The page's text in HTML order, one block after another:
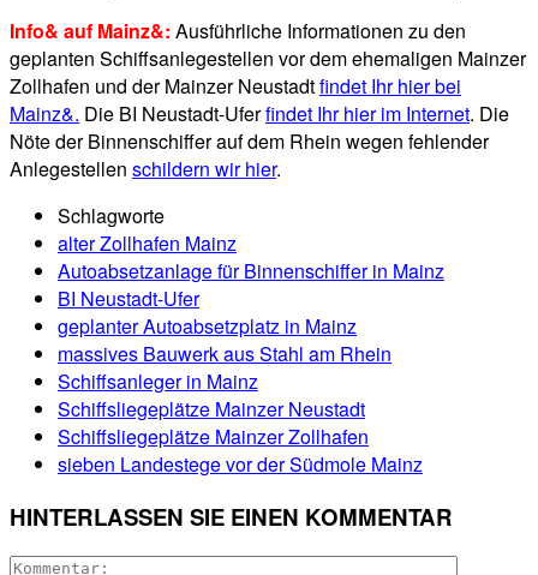
Info& auf Mainz&: Ausführliche Informationen zu den
geplanten Schiffsanlegestellen vor dem ehemaligen Mainzer
Zollhafen und der Mainzer Neustadtfindet Ihr hier bei
Mainz&. Die BI Neustadt-Uferfindet Ihr hier im Internet. Die
Nöte der Binnenschiffer auf dem Rhein wegen fehlender
Anlegestellen schildern wir hier.
Schlagworte
alter Zollhafen Mainz
Autoabsetzanlage für Binnenschiffer in Mainz
BI Neustadt-Ufer
geplanter Autoabsetzplatz in Mainz
massives Bauwerk aus Stahl am Rhein
Schiffsanleger in Mainz
Schiffsliegeplätze Mainzer Neustadt
Schiffsliegeplätze Mainzer Zollhafen
sieben Landestege vor der Südmole Mainz
HINTERLASSEN SIE EINEN KOMMENTAR